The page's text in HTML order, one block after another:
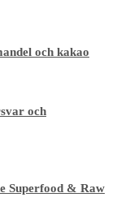
och kakao
och
Superfood & Raw